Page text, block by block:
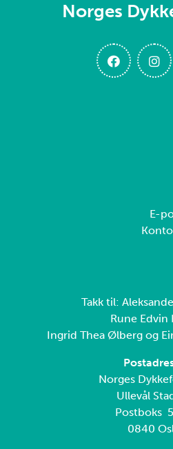
Norges
E-
Takk til:
Rune Edvin
Ingrid Thea Ølberg og
Norges
Ullevål
Postboks
0840